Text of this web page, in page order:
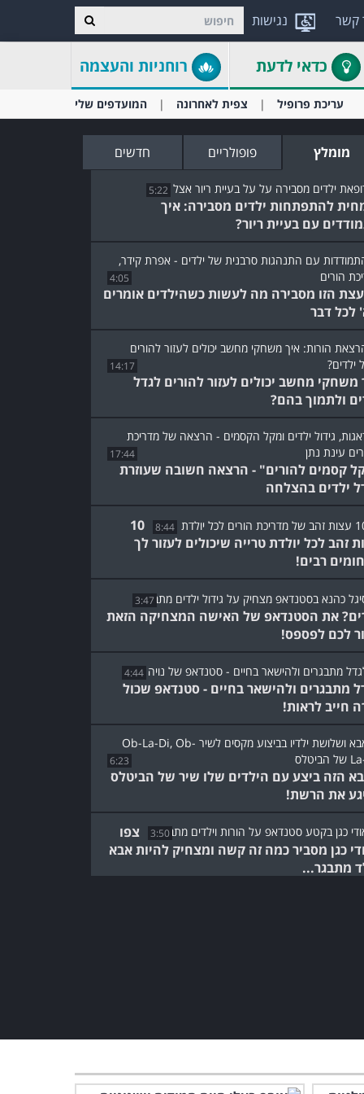
נגישות קשר
כדאי לדעת רוחניות והעצמה
עריכת פרופיל צפית לאחרונה המועדפים שלי
מומלץ פופולריים חדשים
5:22
להתפתחות ילדים מסבירה: איך
עם בעיית ריור?
4:05
הזו מסבירה מה לעשות כשהילדים אומרים
לכל דבר
14:17
משחקי מחשב יכולים לעזור להורים לגדל
ולתמוך בהם?
17:44
קסמים להורים" - הרצאה חשובה שעוזרת
ילדים בהצלחה
8:44
10
זהב לכל יולדת טרייה שיכולים לעזור לך
רבים!
3:47
את הסטנדאפ של האישה המצחיקה הזאת
לכם לפספס!
4:44
מתבגרים ולהישאר בחיים - סטנדאפ שכול
חייב לראות!
6:23
הזה ביצע עם הילדים שלו שיר של הביטלס
את הרשת!
3:50
צפו
כגן מסביר כמה זה קשה ומצחיק להיות אבא
מתבגר...
בין הילד הקטן לחתול הזה יש
אהבה מקסימה שחיממה לנו